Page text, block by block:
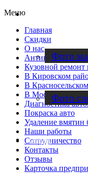
Фото
Фото
Отзывы
Меню
Главная
Скидки
О нас
Антикоррозийная
Кузовной
В Кировском
В
В Московском
Диагностика
Покраска авто
Удаление вмятин
Наши работы
Cотрудничество
Контакты
Отзывы
Карточка